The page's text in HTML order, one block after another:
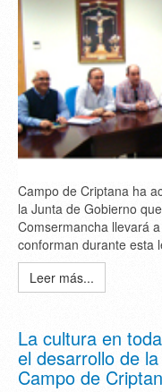
Campo de Criptana ha
la Junta de Gobierno
Comsermancha llevará
conforman durante esta
Leer más...
La cultura en
el desarrollo de
Campo de